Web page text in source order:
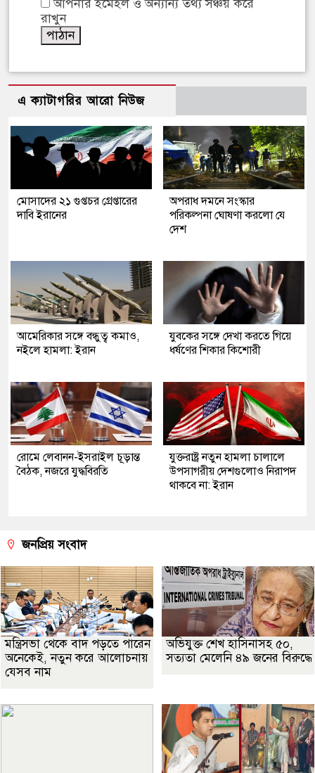
আপনার ইমেইল ও অন্যান্য তথ্য সঞ্চয় করে
রাখুন
এ ক্যাটাগরির আরো নিউজ
মোসাদের ২১ গুপ্তচর গ্রেপ্তারের
দাবি ইরানের
অপরাধ দমনে সংস্কার
পরিকল্পনা ঘোষণা করলো যে
দেশ
আমেরিকার সঙ্গে বন্ধুত্ব কমাও,
নইলে হামলা: ইরান
যুবকের সঙ্গে দেখা করতে গিয়ে
ধর্ষণের শিকার কিশোরী
রোমে লেবানন-ইসরাইল চূড়ান্ত
বৈঠক, নজরে যুদ্ধবিরতি
যুক্তরাষ্ট্র নতুন হামলা চালালে
উপসাগরীয় দেশগুলোও নিরাপদ
থাকবে না: ইরান
জনপ্রিয় সংবাদ
মন্ত্রিসভা থেকে বাদ পড়তে পারেন
অনেকেই, নতুন করে আলোচনায়
যেসব নাম
অভিযুক্ত শেখ হাসিনাসহ ৫০,
সত্যতা মেলেনি ৪৯ জনের বিরুদ্ধে